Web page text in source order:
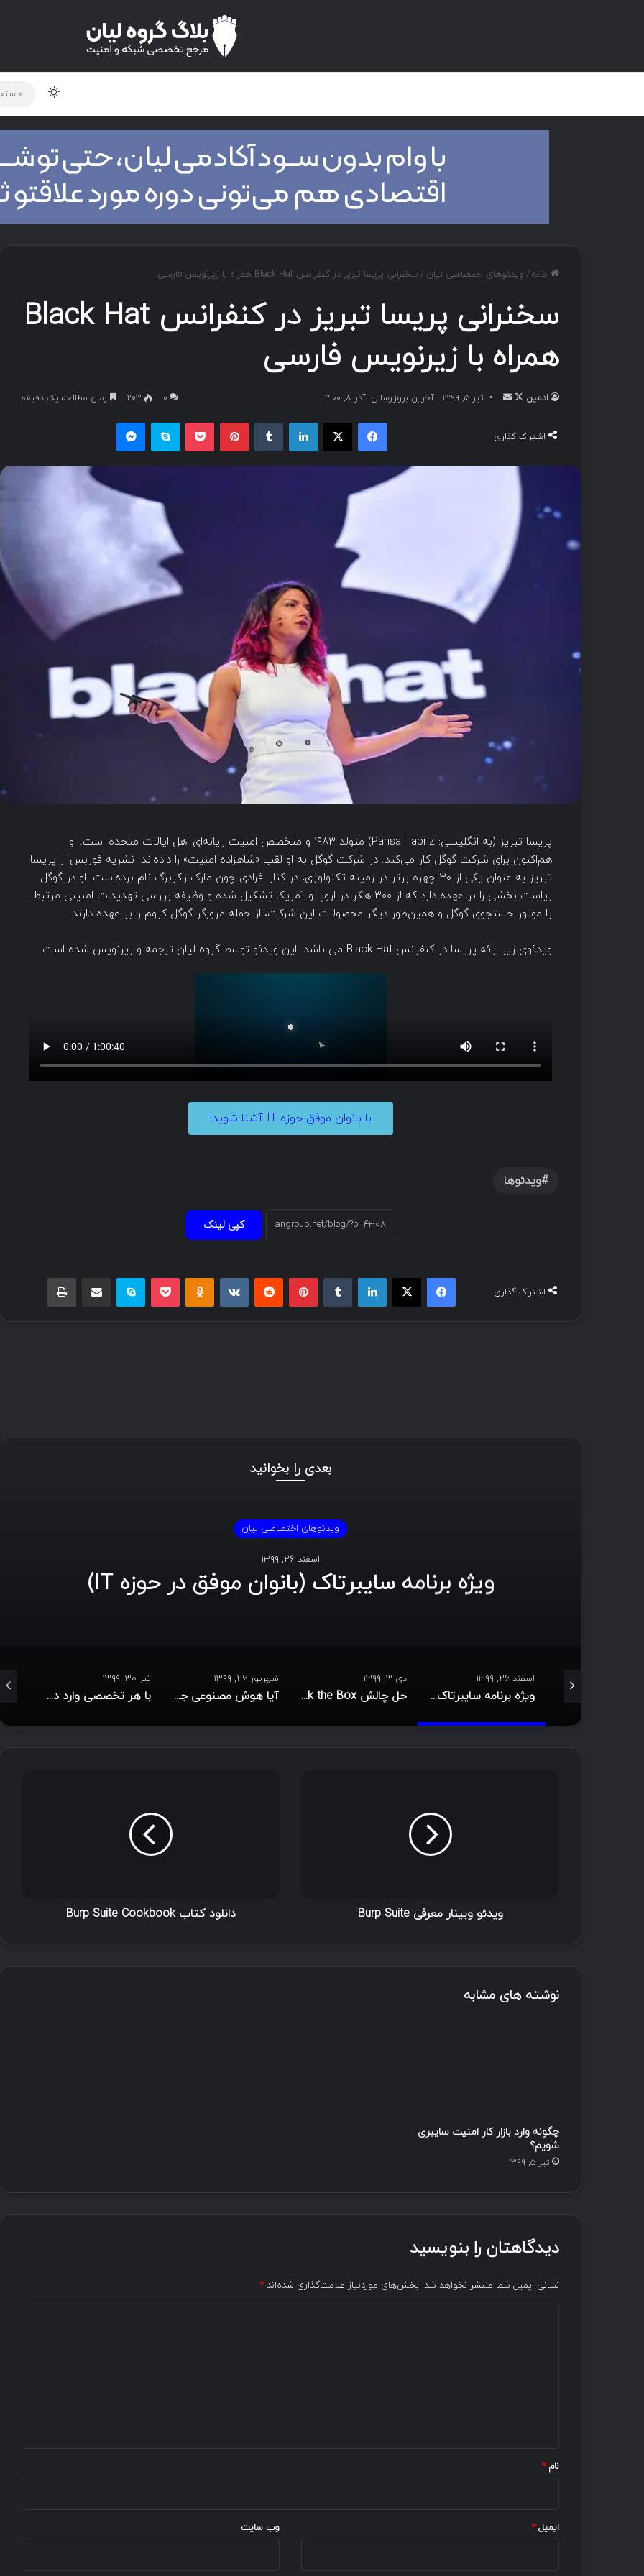
خانه/ ویدئوهای اختصاصی لیان / سخنرانی پریسا تبریز در کنفرانس Black Hat همراه با زیرنویس فارسی
سخنرانی پریسا تبریز در کنفرانس Black Hat
همراه با زیرنویس فارسی
ادمین تیر ۵, ۱۳۹۹ آخرین بروزرسانی: آذر ۸, ۱۴۰۰ ۰ 203 زمان مطالعه یک دقیقه
اشتراک گذاری
پریسا تبریز (به انگلیسی: Parisa Tabriz) متولد ۱۹۸۳ و متخصص امنیت رایانه‌ای اهل ایالات متحده است. او
هم‌اکنون برای شرکت گوگل کار می‌کند. در شرکت گوگل به او لقب «شاهزاده امنیت» را داده‌اند. نشریه فوربس از پریسا
تبریز به عنوان یکی از ۳۰ چهره برتر در زمینه تکنولوژی، در کنار افرادی چون مارک زاکربرگ نام برده‌است. او در گوگل
ریاست بخشی را بر عهده دارد که از ۳۰۰ هکر در اروپا و آمریکا تشکیل شده و وظیفه بررسی تهدیدات امنیتی مرتبط
با موتور جستجوی گوگل و همین‌طور دیگر محصولات این شرکت، از جمله مرورگر گوگل کروم را بر عهده دارند.
ویدئوی زیر ارائه پریسا در کنفرانس Black Hat می باشد. این ویدئو توسط گروه لیان ترجمه و زیرنویس شده است.
با بانوان موفق حوزه IT آشنا شوید!
ویدئوها
کپی لینک
اشتراک گذاری
بعدی را بخوانید
ویدئوهای اختصاصی لیان
اسفند ۲۶, ۱۳۹۹
ویژه برنامه سایبرتاک (بانوان موفق در حوزه IT)
اسفند ۲۶, ۱۳۹۹
ویژه برنامه سایبرتاک (بانوان موفق در حوزه IT)
دی ۳, ۱۳۹۹
حل چالش Hack the Box [مجموعه ویدئو]
شهریور ۲۶, ۱۳۹۹
آیا هوش مصنوعی جایگزین انسان خواهد شد؟
تیر ۳۰, ۱۳۹۹
با هر تخصصی وارد دنیای امنیت سایبری شوید!
تیر ۷, ۱۳۹۹
ویدئو وبینار معرفی Burp Suite دانلود کتاب Burp Suite Cookbook
نوشته های مشابه
چگونه وارد بازار کار امنیت سایبری
شویم؟
تیر ۵, ۱۳۹۹
دیدگاهتان را بنویسید
نشانی ایمیل شما منتشر نخواهد شد. بخش‌های موردنیاز علامت‌گذاری شده‌اند*
نام*
ایمیل* وب‌ سایت